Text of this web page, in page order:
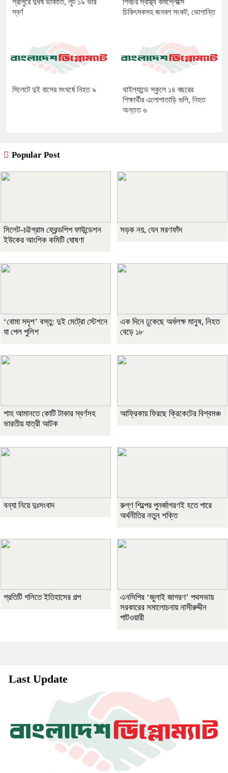
স্বর্ণ
চিকিৎসকসহ জনবল সংকট, ভোগান্তি
সিলেটে দুই বাসের সংঘর্ষে নিহত ৯
থাইল্যান্ডে স্কুলে ১৪ বছরের
শিক্ষার্থীর এলোপাতাড়ি গুলি, নিহত
অন্তত ৬
Popular Post
সিলেট-চট্টগ্রাম ফ্রেন্ডশিপ ফাউন্ডেশন
ইউকের আংশিক কমিটি ঘোষণা
সড়ক নয়, যেন মরণফাঁদ
‘বোমা সদৃশ’ বস্তু: দুই মেট্রো স্টেশনে
যা পেল পুলিশ
এক দিনে ঢুকেছে অর্ধলক্ষ মানুষ, নিহত
বেড়ে ১৮
শাহ আমানতে কোটি টাকার স্বর্ণসহ
ভারতীয় যাত্রী আটক
আফ্রিকায় ফিরছে ক্রিকেটের বিশ্বমঞ্চ
বন্যা নিয়ে দুঃসংবাদ
রুগ্ণ শিল্পের পুনর্জাগরণই হতে পারে
অর্থনীতির নতুন শক্তি
প্রতিটি গলিতে ইতিহাসের গল্প
এনসিপির ‘জুলাই জাগরণ’ পথসভায়
সরকারের সমালোচনায় নাসীরুদ্দীন
পাটওয়ারী
Last Update